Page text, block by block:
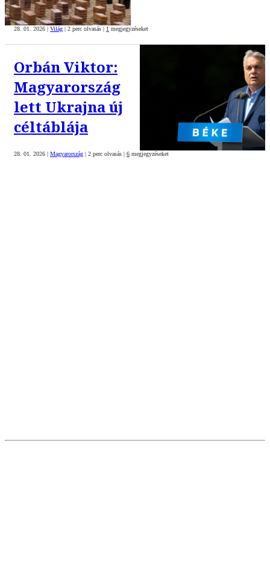
28. 01. 2026 | Világ | 2 perc olvasás | 1 megjegyzéseket
Orbán Viktor:
Magyarország
lett Ukrajna új
céltáblája
28. 01. 2026 | Magyarország | 2 perc olvasás | 6 megjegyzéseket